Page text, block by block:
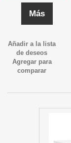
Más
Añadir a la lista
de deseos
Agregar para
comparar